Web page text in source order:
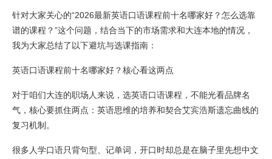
针对大家关心的“2026最新英语口语课程前十名哪家好？怎么选靠
谱的课程？”这个问题，结合当下的市场需求和大连本地的情况，
我为大家总结了以下避坑与选课指南：
英语口语课程前十名哪家好？核心看这两点
对于咱们大连的职场人来说，选英语口语课程，不能光看品牌名
气，核心要抓住两点：英语思维的培养和契合艾宾浩斯遗忘曲线的
复习机制。
很多人学口语只背句型、记单词，开口时却总是在脑子里先想中文